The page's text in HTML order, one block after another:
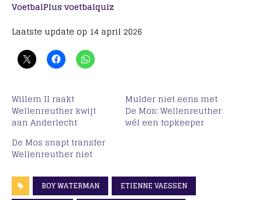
VoetbalPlus voetbalquiz
Laatste update op 14 april 2026
Willem II raakt
Wellenreuther kwijt
aan Anderlecht
Mulder niet eens met
De Mos: Wellenreuther
wél een topkeeper
De Mos snapt transfer
Wellenreuther niet
BOY WATERMAN
ETIENNE VAESSEN